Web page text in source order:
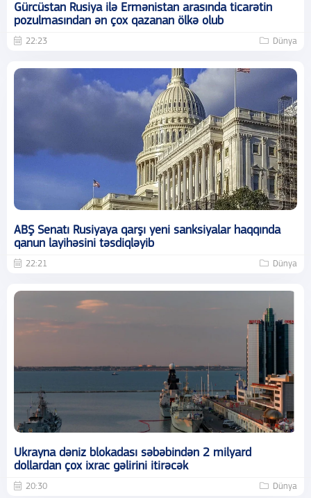
Gürcüstan Rusiya ilə Ermənistan arasında ticarətin
pozulmasından ən çox qazanan ölkə olub
22:23 Dünya
ABŞ Senatı Rusiyaya qarşı yeni sanksiyalar haqqında
qanun layihəsini təsdiqləyib
22:21 Dünya
Ukrayna dəniz blokadası səbəbindən 2 milyard
dollardan çox ixrac gəlirini itirəcək
20:30 Dünya